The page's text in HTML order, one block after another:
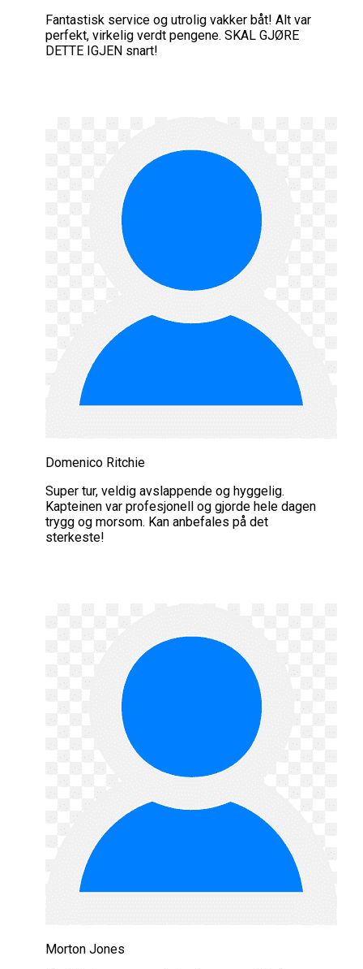
Fantastisk service og utrolig vakker båt! Alt var
perfekt, virkelig verdt pengene. SKAL GJØRE
DETTE IGJEN snart!
Domenico Ritchie
Super tur, veldig avslappende og hyggelig.
Kapteinen var profesjonell og gjorde hele dagen
trygg og morsom. Kan anbefales på det
sterkeste!
Morton Jones